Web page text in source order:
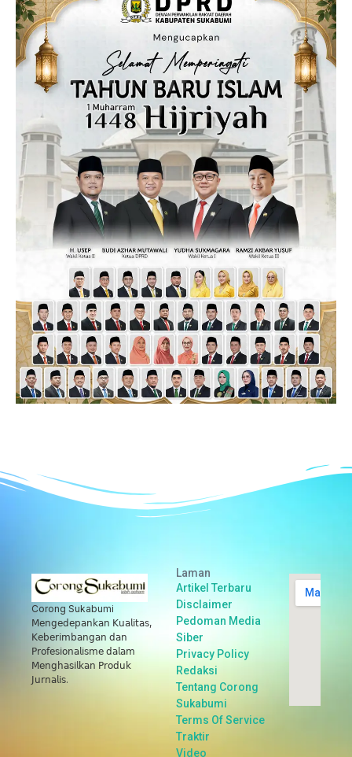
Corong Sukabumi
𝖬𝖾𝗇𝗀𝖾𝖽𝖾𝗉𝖺𝗇𝗄𝖺𝗇 𝖪𝗎𝖺𝗅𝗂𝗍𝖺𝗌,
𝖪𝖾𝖻𝖾𝗋𝗂𝗆𝖻𝖺𝗇𝗀𝖺𝗇 𝖽𝖺𝗇
𝖯𝗋𝗈𝖿𝖾𝗌𝗂𝗈𝗇𝖺𝗅𝗂𝗌𝗆𝖾 𝖽𝖺𝗅𝖺𝗆
𝖬𝖾𝗇𝗀𝗁𝖺𝗌𝗂𝗅𝗄𝖺𝗇 𝖯𝗋𝗈𝖽𝗎𝗄
𝖩𝗎𝗋𝗇𝖺𝗅𝗂𝗌.
Laman
Artikel Terbaru
Disclaimer
Pedoman Media
Siber
Privacy Policy
Redaksi
Tentang Corong
Sukabumi
Terms Of Service
Traktir
Video